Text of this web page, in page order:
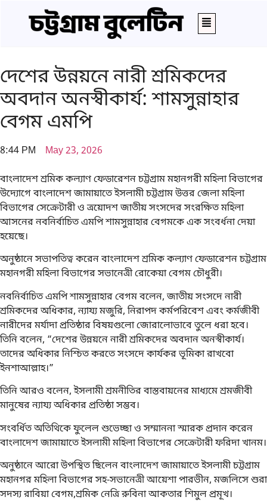
দেশের উন্নয়নে নারী শ্রমিকদের
অবদান অনস্বীকার্য: শামসুন্নাহার
বেগম এমপি
8:44 PM May 23, 2026
বাংলাদেশ শ্রমিক কল্যাণ ফেডারেশন চট্টগ্রাম মহানগরী মহিলা বিভাগের
উদ্যোগে বাংলাদেশ জামায়াতে ইসলামী চট্টগ্রাম উত্তর জেলা মহিলা
বিভাগের সেক্রেটারী ও ত্রয়োদশ জাতীয় সংসদের সংরক্ষিত মহিলা
আসনের নবনির্বাচিত এমপি শামসুন্নাহার বেগমকে এক সংবর্ধনা দেয়া
হয়েছে।
অনুষ্ঠানে সভাপতিত্ব করেন বাংলাদেশ শ্রমিক কল্যাণ ফেডারেশন চট্টগ্রাম
মহানগরী মহিলা বিভাগের সভানেত্রী রোকেয়া বেগম চৌধুরী।
নবনির্বাচিত এমপি শামসুন্নাহার বেগম বলেন, জাতীয় সংসদে নারী
শ্রমিকদের অধিকার, ন্যায্য মজুরি, নিরাপদ কর্মপরিবেশ এবং কর্মজীবী
নারীদের মর্যাদা প্রতিষ্ঠার বিষয়গুলো জোরালোভাবে তুলে ধরা হবে।
তিনি বলেন, “দেশের উন্নয়নে নারী শ্রমিকদের অবদান অনস্বীকার্য।
তাদের অধিকার নিশ্চিত করতে সংসদে কার্যকর ভূমিকা রাখবো
ইনশাআল্লাহ।”
তিনি আরও বলেন, ইসলামী শ্রমনীতির বাস্তবায়নের মাধ্যমে শ্রমজীবী
মানুষের ন্যায্য অধিকার প্রতিষ্ঠা সম্ভব।
সংবর্ধিত অতিথিকে ফুলেল শুভেচ্ছা ও সম্মাননা স্মারক প্রদান করেন
বাংলাদেশ জামায়াতে ইসলামী মহিলা বিভাগের সেক্রেটারী ফরিদা খানম।
অনুষ্ঠানে আরো উপস্থিত ছিলেন বাংলাদেশ জামায়াতে ইসলামী চট্টগ্রাম
মহানগর মহিলা বিভাগের সহ-সভানেত্রী আয়েশা পারভীন, মজলিসে শুরা
সদস্য রাবিয়া বেগম,শ্রমিক নেত্রি রুবিনা আকতার শিমুল প্রমূখ।